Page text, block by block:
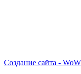
Создание сайта -